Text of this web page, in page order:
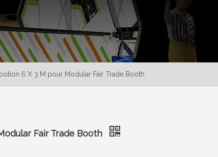
Pусский
Nederlands
Português
Español
English
6 X 3 M pour Modular Fair Trade Booth
Fair Trade Booth